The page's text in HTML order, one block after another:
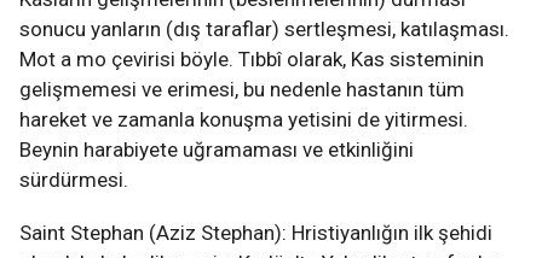
sonucu yanların (dış taraflar) sertleşmesi, katılaşması.
Mot a mo çevirisi böyle. Tıbbî olarak, Kas sisteminin
gelişmemesi ve erimesi, bu nedenle hastanın tüm
hareket ve zamanla konuşma yetisini de yitirmesi.
Beynin harabiyete uğramaması ve etkinliğini
sürdürmesi.
Saint Stephan (Aziz Stephan): Hristiyanlığın ilk şehidi